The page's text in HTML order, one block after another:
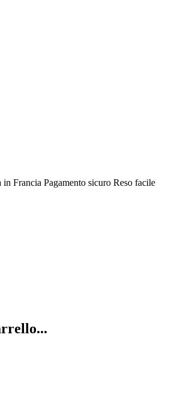
in Francia Pagamento sicuro Reso facile